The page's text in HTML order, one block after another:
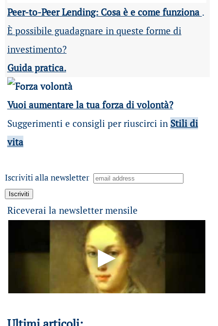
Peer-to-Peer Lending: Cosa è e come funziona .
È possibile guadagnare in queste forme di
investimento?
Guida pratica.
Vuoi aumentare la tua forza di volontà?
Suggerimenti e consigli per riuscirci in Stili di
vita
Iscriviti alla newsletter
Riceverai la newsletter mensile